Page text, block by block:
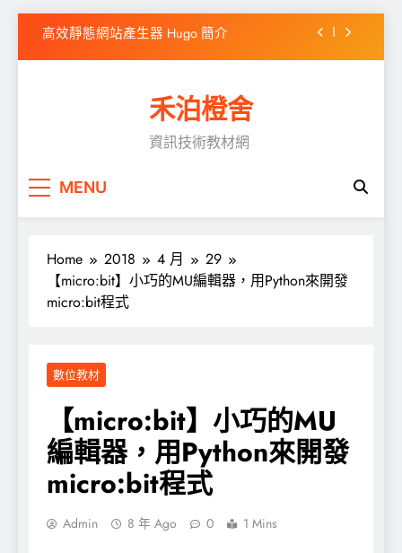
Skip
content
高效靜態網站產生器 Hugo 簡介
CentOS Stream 9 ADSL 撥接
WordPress出現「前往的連結已到期」之解決
高效靜態網站產生器 Hugo 簡介
如何在Windows 10 安裝Chocolatey
CentOS Stream 9 ADSL 撥接
WordPress出現「前往的連結已到期」之解決
方式
禾泊橙舍
資訊技術教材網
MENU
Home 2018 4 月
29
【micro:bit】小巧的MU編輯器，用Python來開發
micro:bit程式
數位教材
【micro:bit】小巧的MU
編輯器，用Python來開發
micro:bit程式
Admin 8 年 Ago 0 1 Mins